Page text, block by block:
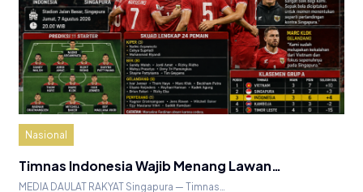
Nasional
Timnas Indonesia Wajib Menang Lawan…
MEDIA DAULAT RAKYAT Singapura — Timnas…